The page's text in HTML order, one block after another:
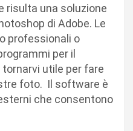
risulta una soluzione
di Adobe. Le
professionali o
per il
utile per fare
foto. Il software è
che consentono